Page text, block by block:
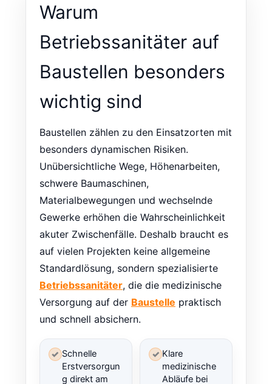
Warum
Betriebssanitäter auf
Baustellen besonders
wichtig sind
Baustellen zählen zu den Einsatzorten mit
besonders dynamischen Risiken.
Unübersichtliche Wege, Höhenarbeiten,
schwere Baumaschinen,
Materialbewegungen und wechselnde
Gewerke erhöhen die Wahrscheinlichkeit
akuter Zwischenfälle. Deshalb braucht es
auf vielen Projekten keine allgemeine
Standardlösung, sondern spezialisierte
Betriebssanitäter, die die medizinische
Versorgung auf der Baustelle praktisch
und schnell absichern.
✓ Schnelle
Erstversorgun
g direkt am
✓ Klare
medizinische
Abläufe bei